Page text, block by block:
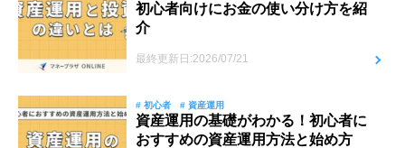
初心者向けにお金の使い分け方を紹
介
最終更新日:2026/07/21
# 初心者 # 資産運用
資産運用の基礎がわかる！初心者に
おすすめの資産運用方法と始め方